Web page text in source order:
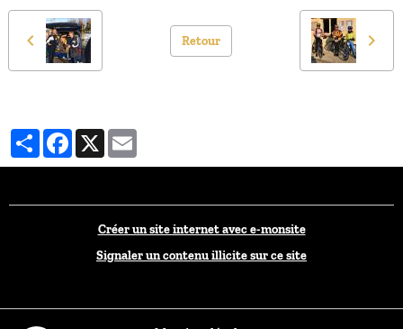
Retour
PartagerFacebook
X
Créer un site internet avec e-monsite
Signaler un contenu illicite sur ce site